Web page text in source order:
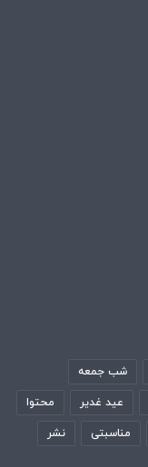
شب جمعه
عید غدیر محتوا
مناسبتی نشر